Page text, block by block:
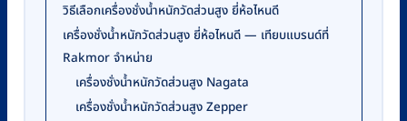
วิธีเลือกเครื่องชั่งน้ำหนักวัดส่วนสูง ยี่ห้อไหนดี
เครื่องชั่งน้ำหนักวัดส่วนสูง ยี่ห้อไหนดี — เทียบแบรนด์ที่
Rakmor จำหน่าย
เครื่องชั่งน้ำหนักวัดส่วนสูง Nagata
เครื่องชั่งน้ำหนักวัดส่วนสูง Zepper